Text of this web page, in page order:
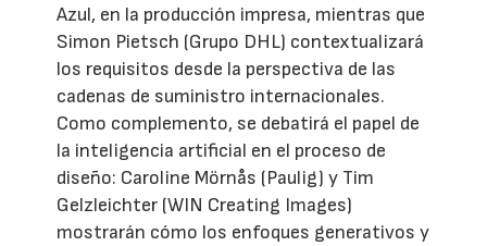
Azul, en la producción impresa, mientras que
Simon Pietsch (Grupo DHL) contextualizará
los requisitos desde la perspectiva de las
cadenas de suministro internacionales.
Como complemento, se debatirá el papel de
la inteligencia artificial en el proceso de
diseño: Caroline Mörnås (Paulig) y Tim
Gelzleichter (WIN Creating Images)
mostrarán cómo los enfoques generativos y